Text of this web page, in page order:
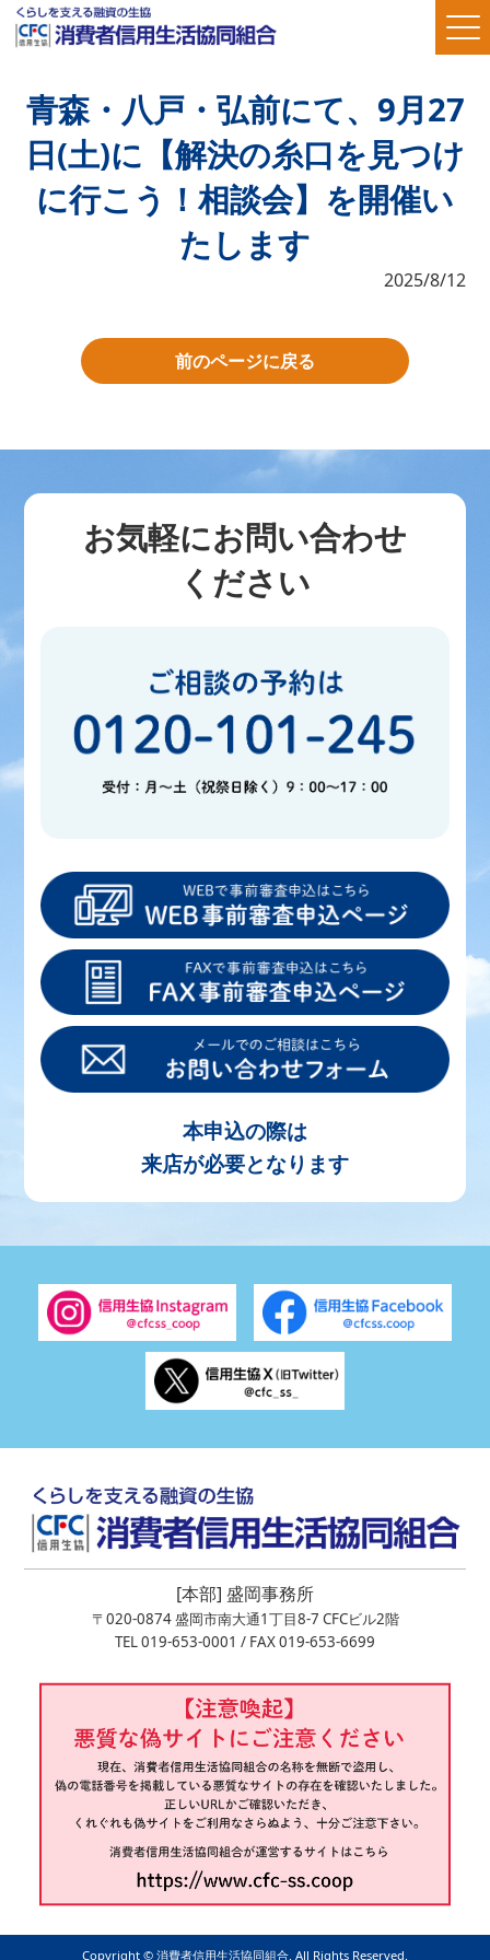
青森・八戸・弘前にて、9月27
日(土)に【解決の糸口を見つけ
に行こう！相談会】を開催い
たします
2025/8/12
前のページに戻る
お気軽にお問い合わせ
ください
本申込の際は
来店が必要となります
[本部] 盛岡事務所
〒020-0874 盛岡市南大通1丁目8-7 CFCビル2階
TEL 019-653-0001 / FAX 019-653-6699
Copyright ©︎ 消費者信用生活協同組合. All Rights Reserved.